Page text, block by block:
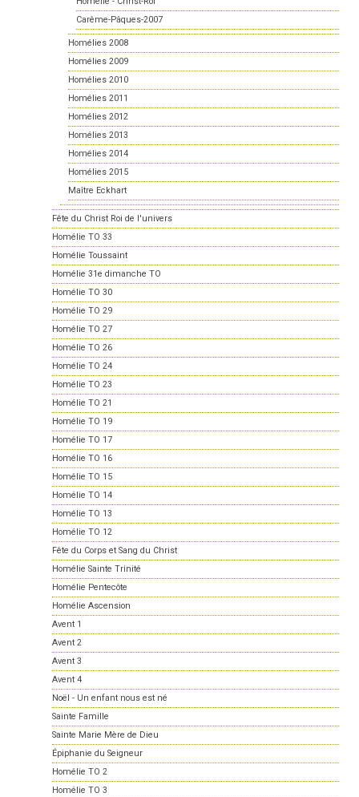
Carême-Pâques-2007
Homélies 2008
Homélies 2009
Homélies 2010
Homélies 2011
Homélies 2012
Homélies 2013
Homélies 2014
Homélies 2015
Maître Eckhart
Fête du Christ Roi de l'univers
Homélie TO 33
Homélie Toussaint
Homélie 31e dimanche TO
Homélie TO 30
Homélie TO 29
Homélie TO 27
Homélie TO 26
Homélie TO 24
Homélie TO 23
Homélie TO 21
Homélie TO 19
Homélie TO 17
Homélie TO 16
Homélie TO 15
Homélie TO 14
Homélie TO 13
Homélie TO 12
Fête du Corps et Sang du Christ
Homélie Sainte Trinité
Homélie Pentecôte
Homélie Ascension
Avent 1
Avent 2
Avent 3
Avent 4
Noël - Un enfant nous est né
Sainte Famille
Sainte Marie Mère de Dieu
Épiphanie du Seigneur
Homélie TO 2
Homélie TO 3